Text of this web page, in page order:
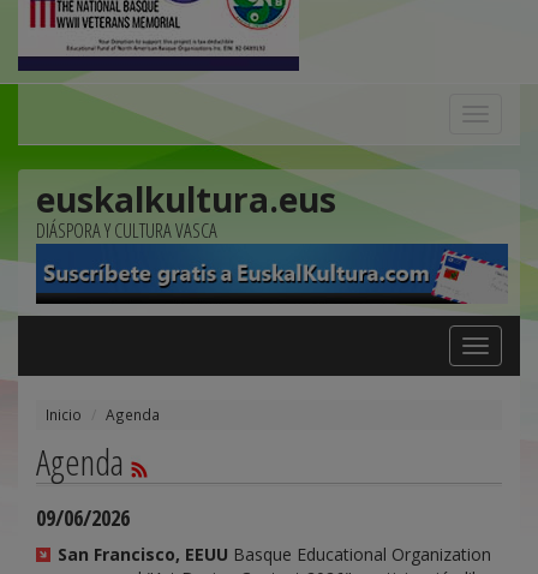
euskalkultura.eus
DIÁSPORA Y CULTURA VASCA
Toggle
navigation
Inicio Agenda
Agenda
09/06/2026
San Francisco, EEUU Basque Educational Organization